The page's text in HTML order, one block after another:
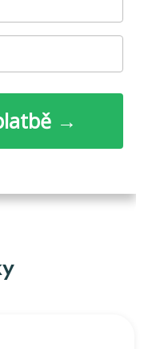
Pokračovat k platbě →